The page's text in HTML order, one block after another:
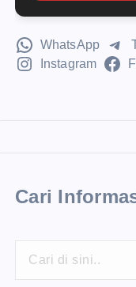
WhatsApp
Instagram
Cari